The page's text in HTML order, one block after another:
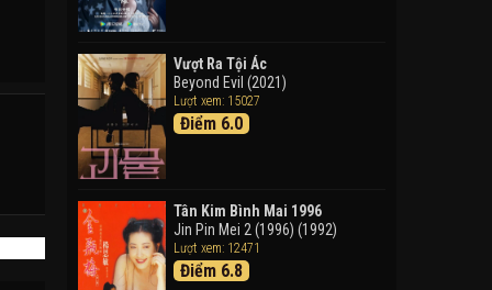
Vượt Ra Tội Ác
Beyond Evil (2021)
Lượt xem: 15027
Điểm 6.0
Tân Kim Bình Mai 1996
Jin Pin Mei 2 (1996) (1992)
Lượt xem: 12471
Điểm 6.8